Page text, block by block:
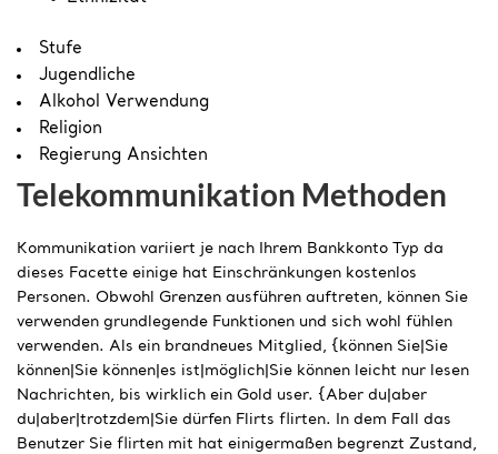
Stufe
Jugendliche
Alkohol Verwendung
Religion
Regierung Ansichten
Telekommunikation Methoden
Kommunikation variiert je nach Ihrem Bankkonto Typ da
dieses Facette einige hat Einschränkungen kostenlos
Personen. Obwohl Grenzen ausführen auftreten, können Sie
verwenden grundlegende Funktionen und sich wohl fühlen
verwenden. Als ein brandneues Mitglied, {können Sie|Sie
können|Sie können|es ist|möglich|Sie können leicht nur lesen
Nachrichten, bis wirklich ein Gold user. {Aber du|aber
du|aber|trotzdem|Sie dürfen Flirts flirten. In dem Fall das
Benutzer Sie flirten mit hat einigermaßen begrenzt Zustand,